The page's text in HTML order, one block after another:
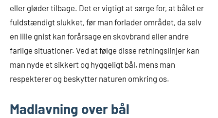
eller gløder tilbage. Det er vigtigt at sørge for, at bålet er
fuldstændigt slukket, før man forlader området, da selv
en lille gnist kan forårsage en skovbrand eller andre
farlige situationer. Ved at følge disse retningslinjer kan
man nyde et sikkert og hyggeligt bål, mens man
respekterer og beskytter naturen omkring os.
Madlavning over bål